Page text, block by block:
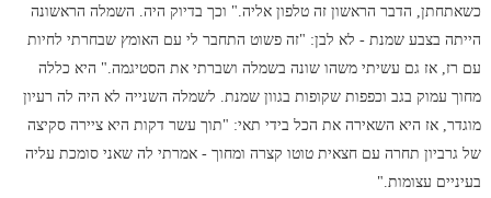
כשאתחתן, הדבר הראשון זה טלפון אליה." וכך בדיוק היה. השמלה הראשונה
הייתה בצבע שמנת - לא לבן: "זה פשוט התחבר לי עם האומץ שבחרתי לחיות
עם רז, אז גם עשיתי משהו שונה בשמלה ושברתי את הסטיגמה." היא כללה
מחוך עמוק בגב וכפפות שקופות בגוון שמנת. לשמלה השנייה לא היה לה רעיון
מוגדר, אז היא השאירה את הכל בידי תאי: "תוך עשר דקות היא ציירה סקיצה
של גרביון תחרה עם חצאית טוטו קצרה ומחוך - אמרתי לה שאני סומכת עליה
בעיניים עצומות."